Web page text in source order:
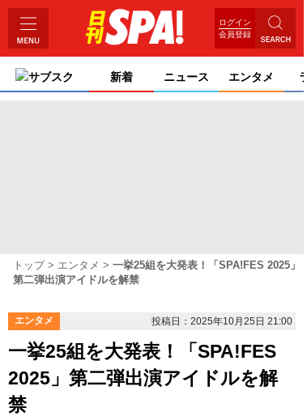
ログイン
会員登録
サブスク 新着 ニュース エンタメ
トップ エンタメ
一挙25組を大発表！「SPA!FES 2025」
第二弾出演アイドルを解禁
エンタメ 投稿日：2025年10月25日 21:00
一挙25組を大発表！「SPA!FES
2025」第二弾出演アイドルを解
禁